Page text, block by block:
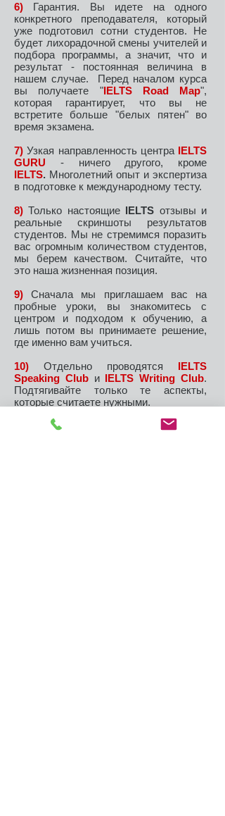
6) Гарантия. Вы идете на одного
конкретного преподавателя, который
уже подготовил сотни студентов. Не
будет лихорадочной смены учителей и
подбора программы, а значит, что и
результат - постоянная величина в
нашем случае. Перед началом курса
вы получаете "IELTS Road Map",
которая гарантирует, что вы не
встретите больше "белых пятен" во
время экзамена.
7) Узкая направленность центра IELTS
GURU - ничего другого, кроме
IELTS. Многолетний опыт и экспертиза
в подготовке к международному тесту.
8) Только настоящие IELTS отзывы и
реальные скриншоты результатов
студентов. Мы не стремимся поразить
вас огромным количеством студентов,
мы берем качеством. Считайте, что
это наша жизненная позиция.
9)
Сначала мы приглашаем вас на
пробные уроки, вы знакомитесь с
центром и подходом к обучению, а
лишь потом вы принимаете решение,
где именно вам учиться.
10)
Отдельно проводятся IELTS
Speaking Clubи IELTS Writing Club.
Подтягивайте только те аспекты,
которые считаете нужными.
Наших студентов мы любим и